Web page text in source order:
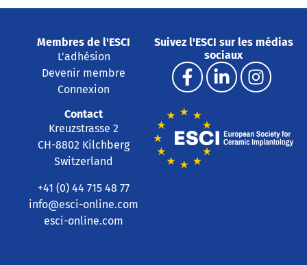
Contact
Kreuzstrasse 2
CH-8802 Kilchberg
Switzerland
+41 (0) 44 715 48 77
info@esci-online.com
esci-online.com
Membres de l'ESCI
L'adhésion
Devenir membre
Connexion
Suivez l'ESCI sur les médias
sociaux